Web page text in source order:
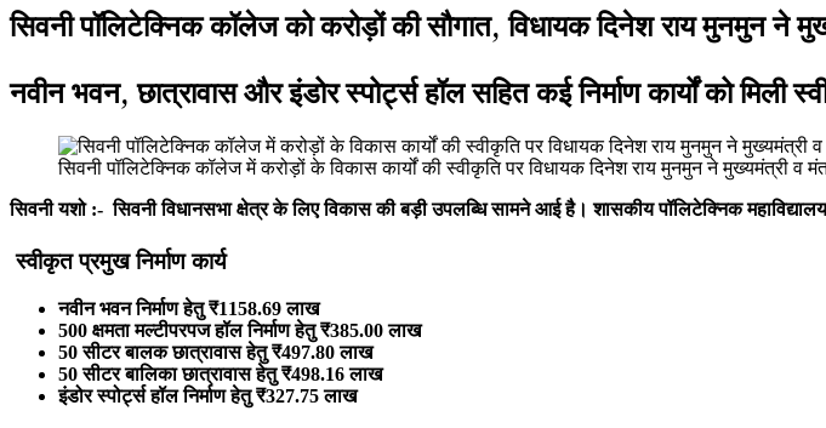
सिवनी पॉलिटेक्निक कॉलेज को करोड़ों की सौगात, विधायक दिनेश राय मुनमुन ने
नवीन भवन, छात्रावास और इंडोर स्पोर्ट्स हॉल सहित कई निर्माण कार्यों को मिली
सिवनी पॉलिटेक्निक कॉलेज में करोड़ों के विकास कार्यों की स्वीकृति पर विधायक दिनेश राय मुनमुन ने मुख्यमंत्री व
सिवनी यशो :- सिवनी विधानसभा क्षेत्र के लिए विकास की बड़ी उपलब्धि सामने आई है। शासकीय पॉलिटेक्निक महाविद्यालय
स्वीकृत प्रमुख निर्माण कार्य
नवीन भवन निर्माण हेतु ₹1158.69 लाख
500 क्षमता मल्टीपरपज हॉल निर्माण हेतु ₹385.00 लाख
50 सीटर बालक छात्रावास हेतु ₹497.80 लाख
50 सीटर बालिका छात्रावास हेतु ₹498.16 लाख
इंडोर स्पोर्ट्स हॉल निर्माण हेतु ₹327.75 लाख